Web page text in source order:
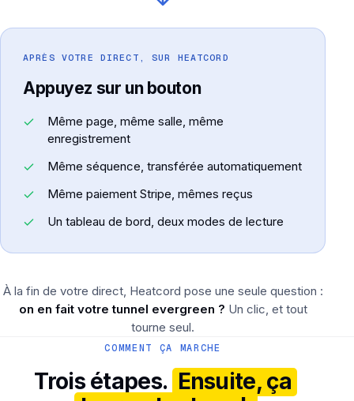
APRÈS VOTRE DIRECT, SUR HEATCORD
Appuyez sur un bouton
Même page, même salle, même
enregistrement
Même séquence, transférée automatiquement
Même paiement Stripe, mêmes reçus
Un tableau de bord, deux modes de lecture
À la fin de votre direct, Heatcord pose une seule question :
on en fait votre tunnel evergreen ? Un clic, et tout
tourne seul.
COMMENT ÇA MARCHE
Trois étapes. Ensuite, ça